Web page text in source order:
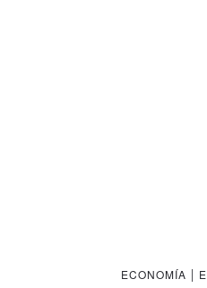
ECONOMÍA |